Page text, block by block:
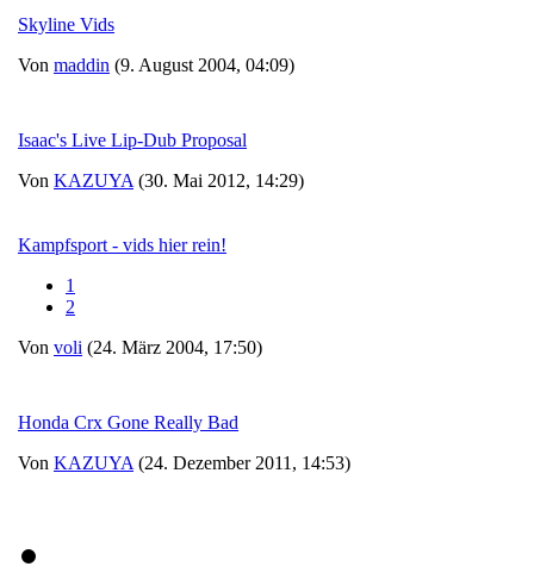
Skyline Vids
Von maddin (9. August 2004, 04:09)
Isaac's Live Lip-Dub Proposal
Von KAZUYA (30. Mai 2012, 14:29)
Kampfsport - vids hier rein!
1
2
Von voli (24. März 2004, 17:50)
Honda Crx Gone Really Bad
Von KAZUYA (24. Dezember 2011, 14:53)